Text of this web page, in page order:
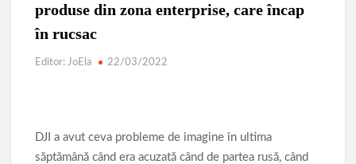
Parcul de Aventură Comana 2026
Târgul Călugăreni
Parada Dunării
Lucrările de modernizare a infrastructurii rutiere din municipiu
Povestea calendarului si Castelul de lut 2025
produse din zona enterprise, care încap
în rucsac
Editor: JoEla 22/03/2022
DJI a avut ceva probleme de imagine în ultima
săptămână când era acuzată când de partea rusă, când